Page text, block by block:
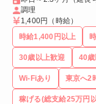
調理
1,400円 （時給）
時給1,400円以上
30歳以上歓迎 40
Wi-Fiあり 東京へ2
稼げる(総支給25万円